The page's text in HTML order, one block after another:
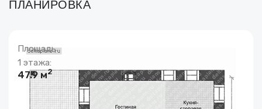
ПЛАНИРОВКА
Площадь
1 этажа:
47.9 м2